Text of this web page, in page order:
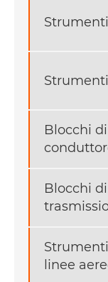
Blocchi
Blocchi
linee